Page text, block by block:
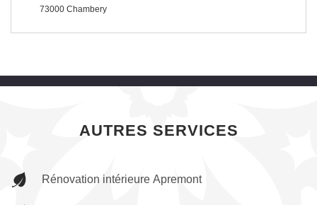
73000 Chambery
AUTRES SERVICES
Rénovation intérieure Apremont